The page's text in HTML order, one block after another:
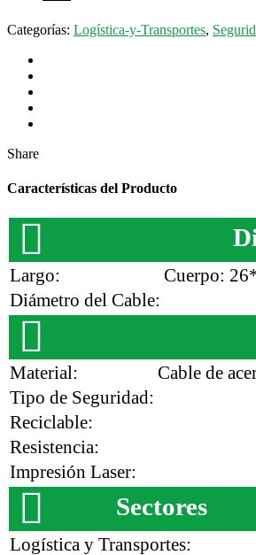
Categorías: Logística-y-Transportes,
Share
Características del Producto
Largo:
Cuerpo:
Diámetro del Cable:
Material:
Cable de
Tipo de Seguridad:
Reciclable:
Resistencia:
Impresión Laser:
Sectores
Logística y Transportes: